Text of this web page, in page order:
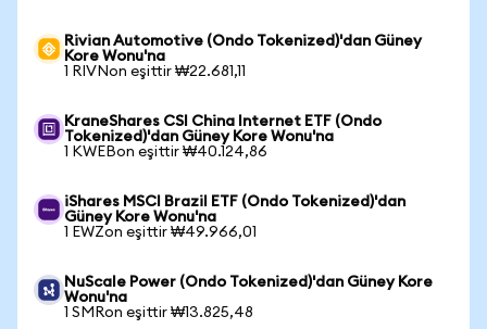
Rivian Automotive (Ondo Tokenized)'dan Güney
Kore Wonu'na
1 RIVNon eşittir ₩22.681,11
KraneShares CSI China Internet ETF (Ondo
Tokenized)'dan Güney Kore Wonu'na
1 KWEBon eşittir ₩40.124,86
iShares MSCI Brazil ETF (Ondo Tokenized)'dan
Güney Kore Wonu'na
1 EWZon eşittir ₩49.966,01
NuScale Power (Ondo Tokenized)'dan Güney Kore
Wonu'na
1 SMRon eşittir ₩13.825,48